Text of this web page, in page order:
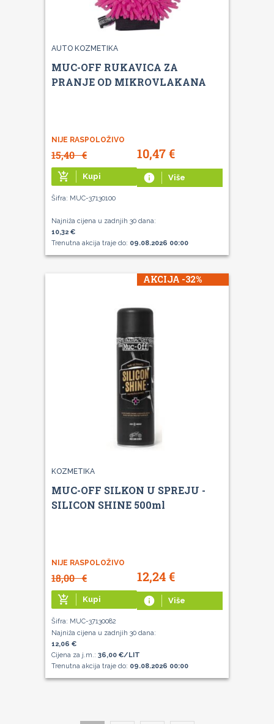
AUTO KOZMETIKA
MUC-OFF RUKAVICA ZA
PRANJE OD MIKROVLAKANA
NIJE RASPOLOŽIVO
15,40€ 10,47€
add_shopping_cart Kupi info Više
Šifra: MUC-37130100
Najniža cijena u zadnjih 30 dana:
10,32 €
Trenutna akcija traje do: 09.08.2026 00:00
AKCIJA -32%
KOZMETIKA
MUC-OFF SILKON U SPREJU -
SILICON SHINE 500ml
NIJE RASPOLOŽIVO
18,00€ 12,24€
add_shopping_cart Kupi info Više
Šifra: MUC-37130082
Najniža cijena u zadnjih 30 dana:
12,06 €
Cijena za j.m.: 36,00 €/LIT
Trenutna akcija traje do: 09.08.2026 00:00